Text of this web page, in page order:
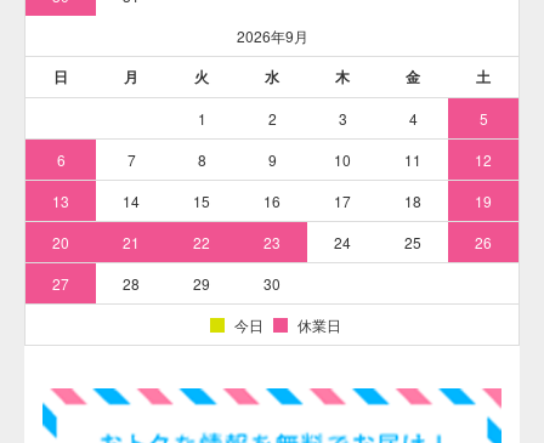
主な用途
化粧品（口紅、アイシャドウ等）、他